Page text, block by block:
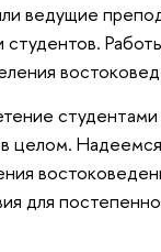
ведущие
целом.
для